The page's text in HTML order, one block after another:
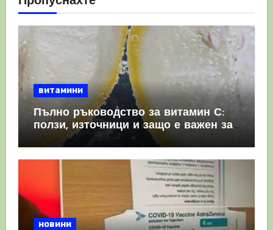
витамини
Пълно ръководство за витамин С:
ползи, източници и защо е важен за
имунната система
новини